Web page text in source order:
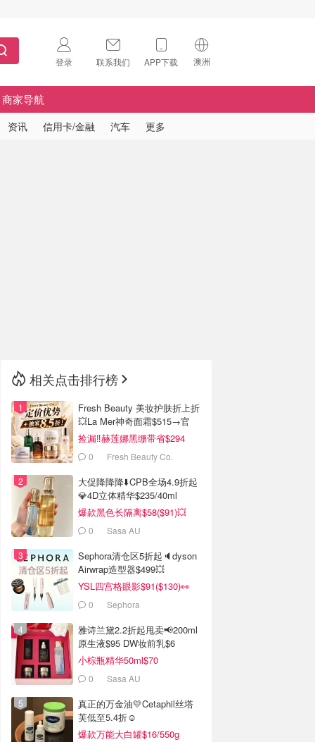
登录 联系我们 APP下载 澳洲
🇺🇸
🇨🇳中国
商家导航
资讯 信用卡/金融 汽车 更多
相关点击排行榜
Fresh Beauty 美妆护肤折上折
💥La Mer神奇面霜$515→官
$955
捡漏‼️赫莲娜黑绷带省$294
0 Fresh Beauty Co.
大促降降降⬇️CPB全场4.9折起
💎4D立体精华$235/40ml
爆款黑色长隔离$58($91)💥
0 Sasa AU
Sephora清仓区5折起🔈dyson
Airwrap造型器$499💥
YSL四宫格眼影$91($130)👀
0 Sephora
雅诗兰黛2.2折起甩卖📢200ml
原生液$95 DW妆前乳$6
小棕瓶精华50ml$70
0 Sasa AU
真正的万金油💛Cetaphil丝塔
芙低至5.4折☺️
爆款万能大白罐$16/550g